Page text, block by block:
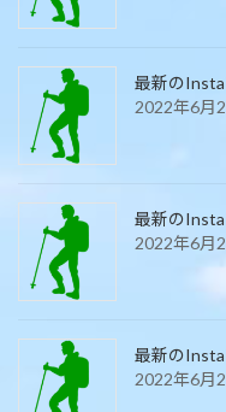
最新のInsta
2022年6月
最新のInsta
2022年6月
最新のInsta
2022年6月